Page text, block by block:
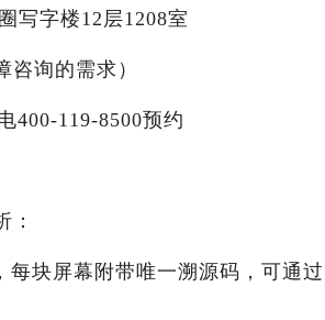
写字楼12层1208室
询的需求）
400-119-8500预约
块屏幕附带唯一溯源码，可通过